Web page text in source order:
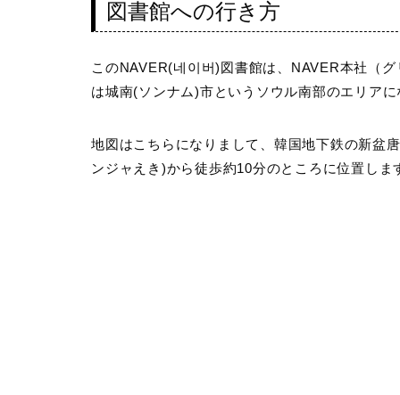
図書館への行き方
このNAVER(네이버)図書館は、 NAVER本社（
は城南(ソンナム)市というソウル南部のエリア
地図はこちらになりまして、 韓国地下鉄の新盆
ンジャえき)から徒歩約10分のところに位置しま